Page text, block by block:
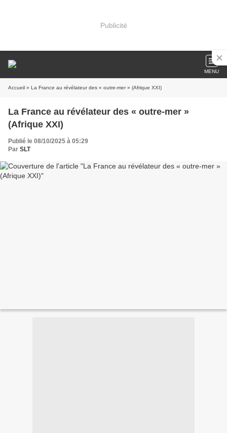
Publicité
MENU
Accueil » La France au révélateur des « outre-mer » (Afrique XXI)
La France au révélateur des « outre-mer »
(Afrique XXI)
Publié le 08/10/2025 à 05:29
Par SLT